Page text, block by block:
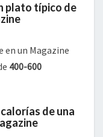
plato típico de
en un Magazine
400-600
de una